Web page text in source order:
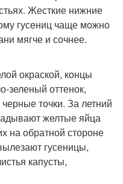
Жесткие нижние
гусениц чаще можно
мягче и сочнее.
окраской, концы
зеленый оттенок,
точки. За летний
желтые яйца
на обратной стороне
гусеницы,
капусты,